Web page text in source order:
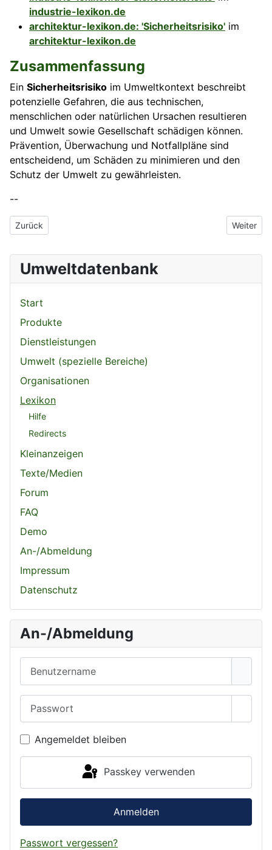
industrie-lexikon.de
architektur-lexikon.de: 'Sicherheitsrisiko' im
architektur-lexikon.de
Zusammenfassung
Ein Sicherheitsrisiko im Umweltkontext beschreibt
potenzielle Gefahren, die aus technischen,
menschlichen oder natürlichen Ursachen resultieren
und Umwelt sowie Gesellschaft schädigen können.
Prävention, Überwachung und Notfallpläne sind
entscheidend, um Schäden zu minimieren und den
Schutz der Umwelt zu gewährleisten.
--
Vorheriger Beitrag: Sicherheitsmanagementsystem
Zurück Nächster
Weiter
Umweltdatenbank
Start
Produkte
Dienstleistungen
Umwelt (spezielle Bereiche)
Organisationen
Lexikon
Hilfe
Redirects
Kleinanzeigen
Texte/Medien
Forum
FAQ
Demo
An-/Abmeldung
Impressum
Datenschutz
An-/Abmeldung
Angemeldet bleiben
Passkey verwenden
Anmelden
Passwort vergessen?